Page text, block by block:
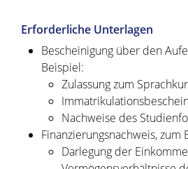
Erforderliche Unterlagen
Bescheinigung über den
Beispiel:
Zulassung zum
Nachweise des
Finanzierungsnachweis, zum
Darlegung der